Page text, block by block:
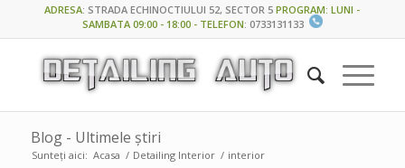
ADRESA:STRADA ECHINOCTIULUI 52, SECTOR 5 PROGRAM: LUNI -
SAMBATA 09:00 - 18:00 - TELEFON: 0733131133
Blog - Ultimele știri
Sunteți aici: Acasa / Detailing Interior / interior